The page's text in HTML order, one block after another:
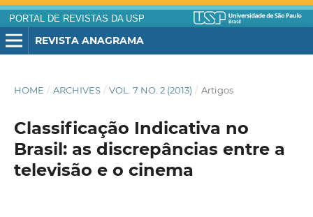
PORTAL DE REVISTAS DA USP
REVISTA ANAGRAMA
HOME / ARCHIVES / VOL. 7 NO. 2 (2013) / Artigos
Classificação Indicativa no
Brasil: as discrepâncias entre a
televisão e o cinema